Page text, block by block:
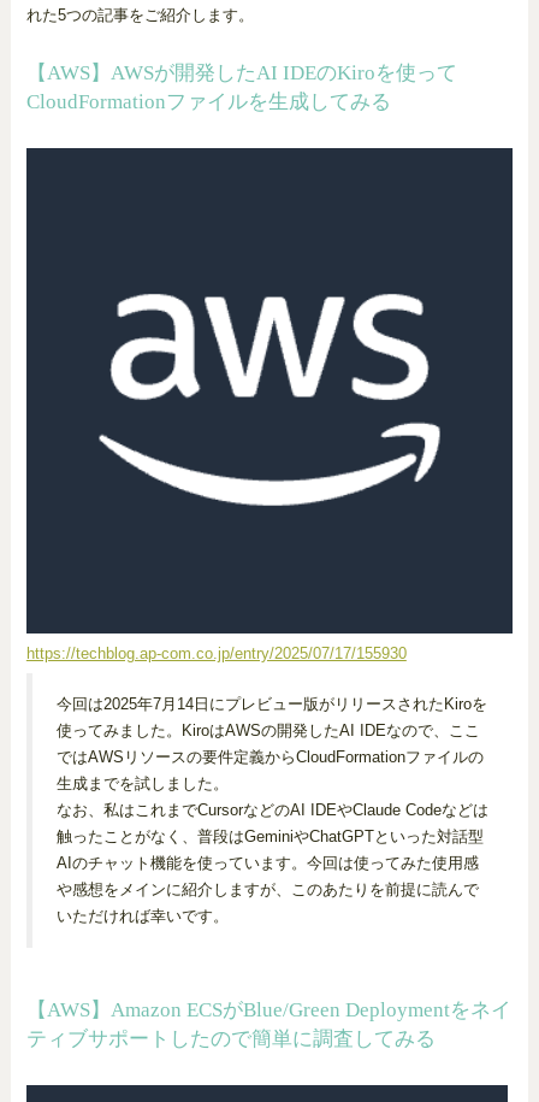
れた5つの記事をご紹介します。
【AWS】AWSが開発したAI IDEのKiroを使って
CloudFormationファイルを生成してみる
https://techblog.ap-com.co.jp/entry/2025/07/17/155930
今回は2025年7月14日にプレビュー版がリリースされたKiroを
使ってみました。KiroはAWSの開発したAI IDEなので、ここ
ではAWSリソースの要件定義からCloudFormationファイルの
生成までを試しました。
なお、私はこれまでCursorなどのAI IDEやClaude Codeなどは
触ったことがなく、普段はGeminiやChatGPTといった対話型
AIのチャット機能を使っています。今回は使ってみた使用感
や感想をメインに紹介しますが、このあたりを前提に読んで
いただければ幸いです。
【AWS】Amazon ECSがBlue/Green Deploymentをネイ
ティブサポートしたので簡単に調査してみる